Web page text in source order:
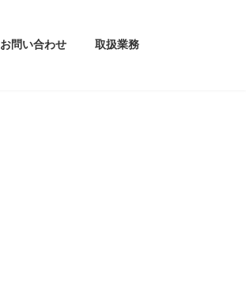
お問い合わせ 取扱業務